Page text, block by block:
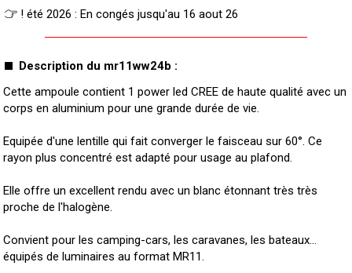
! été 2026 : En congés jusqu'au 16 aout 26
Description du mr11ww24b :
Cette ampoule contient 1 power led CREE de haute qualité avec un
corps en aluminium pour une grande durée de vie.
Equipée d'une lentille qui fait converger le faisceau sur 60°. Ce
rayon plus concentré est adapté pour usage au plafond.
Elle offre un excellent rendu avec un blanc étonnant très très
proche de l'halogène.
Convient pour les camping-cars, les caravanes, les bateaux...
équipés de luminaires au format MR11.